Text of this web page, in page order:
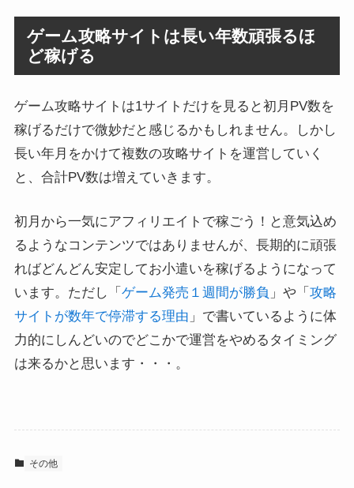
ゲーム攻略サイトは長い年数頑張るほ
ど稼げる
ゲーム攻略サイトは1サイトだけを見ると初月PV数を
稼げるだけで微妙だと感じるかもしれません。しかし
長い年月をかけて複数の攻略サイトを運営していく
と、合計PV数は増えていきます。
初月から一気にアフィリエイトで稼ごう！と意気込め
るようなコンテンツではありませんが、長期的に頑張
ればどんどん安定してお小遣いを稼げるようになって
います。ただし「 ゲーム発売１週間が勝負 」や「 攻略
サイトが数年で停滞する理由 」で書いているように体
力的にしんどいのでどこかで運営をやめるタイミング
は来るかと思います・・・。
その他